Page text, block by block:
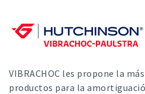
VIBRACHOC les propone la
productos para la